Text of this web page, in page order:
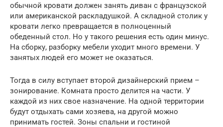
обычной кровати должен занять диван с французской
или американской раскладушкой. А складной столик у
кровати легко превращается в полноценный
обеденный стол. Но у такого решения есть один минус.
На сборку, разборку мебели уходит много времени. У
занятых людей его может не оказаться.
Тогда в силу вступает второй дизайнерский прием –
зонирование. Комната просто делится на части. У
каждой из них свое назначение. На одной территории
будут отдыхать сами хозяева, на другой можно
принимать гостей. Зоны спальни и гостиной